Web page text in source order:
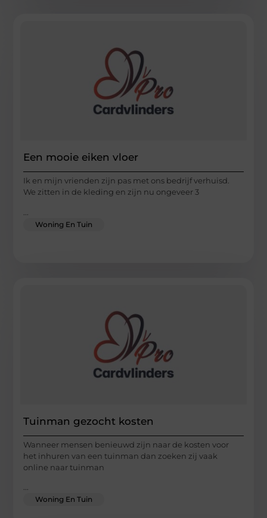
Een mooie eiken vloer
Ik en mijn vrienden zijn pas met ons bedrijf verhuisd.
We zitten in de kleding en zijn nu ongeveer 3
Woning En Tuin
Tuinman gezocht kosten
Wanneer mensen benieuwd zijn naar de kosten voor
het inhuren van een tuinman dan zoeken zij vaak
online naar tuinman
...
Woning En Tuin